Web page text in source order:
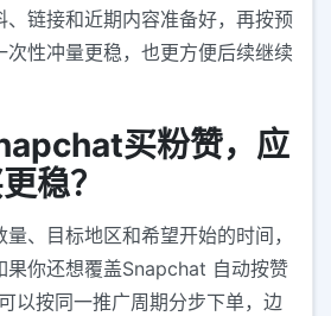
、链接和近期内容准备好，再按预
次性冲量更稳，也更方便后续继续
买粉赞，应
稳？
、目标地区和希望开始的时间，
果你还想覆盖Snapchat 自动按赞
以按同一推广周期分步下单，边